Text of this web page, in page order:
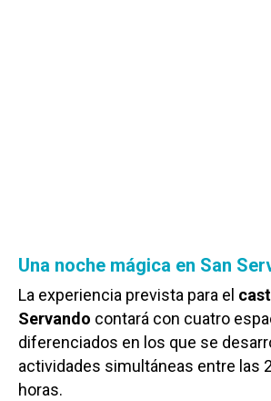
Una noche mágica en San
La experiencia prevista para el
Servando contará con cuatro
diferenciados en los que se
actividades simultáneas entre las
horas.